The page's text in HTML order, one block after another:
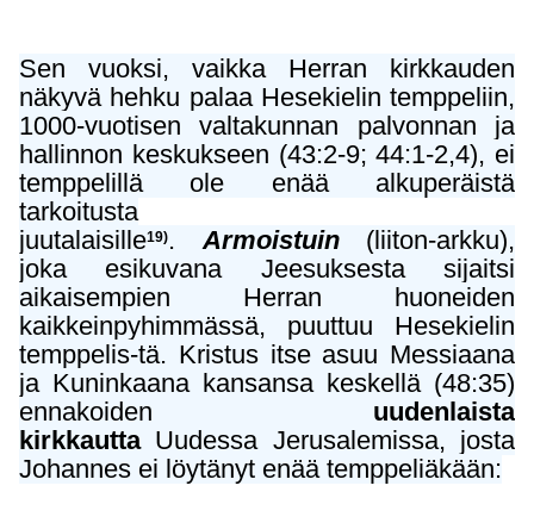
Sen vuoksi, vaikka Herran kirkkauden
näkyvä hehku palaa Hesekielin temppeliin,
1000-vuotisen valtakunnan palvonnan ja
hallinnon keskukseen (43:2-9; 44:1-2,4), ei
temppelillä ole enää alkuperäistä
tarkoitusta
juutalaisille19).Armoistuin(liiton-arkku),
joka esikuvana Jeesuksesta sijaitsi
aikaisempien Herran huoneiden
kaikkeinpyhimmässä, puuttuu Hesekielin
temppelis-tä. Kristus itse asuu Messiaana
ja Kuninkaana kansansa keskellä (48:35)
ennakoiden uudenlaista
kirkkauttaUudessa Jerusalemissa, josta
Johannes ei löytänyt enää temppeliäkään: